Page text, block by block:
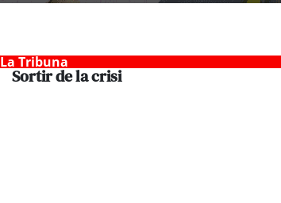
La Tribuna
Sortir de la crisi